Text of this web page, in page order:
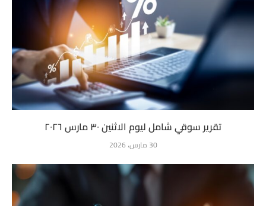
تقرير سوقي شامل ليوم الاثنين ٣٠ مارس ٢٠٢٦
30 مارس، 2026